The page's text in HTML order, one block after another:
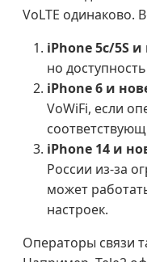
VoLTE одинаково.
iPhone 5c/5S и
но
iPhone 6 и
VoWiFi, если
iPhone 14 и
России из-за
может
настроек.
Операторы связи